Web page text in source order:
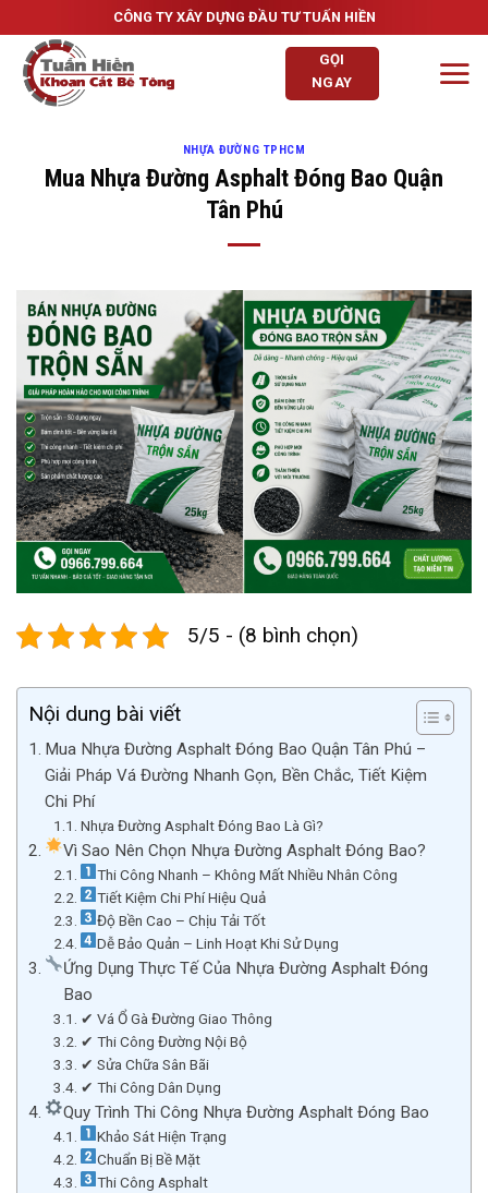
to
content
CÔNG TY XÂY DỰNG ĐẦU TƯ TUẤN HIỀN
GỌI
NGAY
NHỰA ĐƯỜNG TPHCM
Mua Nhựa Đường Asphalt Đóng Bao Quận
Tân Phú
5/5 - (8 bình chọn)
Nội dung bài viết
Mua Nhựa Đường Asphalt Đóng Bao Quận Tân Phú –
Giải Pháp Vá Đường Nhanh Gọn, Bền Chắc, Tiết Kiệm
Chi Phí
Nhựa Đường Asphalt Đóng Bao Là Gì?
Vì Sao Nên Chọn Nhựa Đường Asphalt Đóng Bao?
Thi Công Nhanh – Không Mất Nhiều Nhân Công
Tiết Kiệm Chi Phí Hiệu Quả
Độ Bền Cao – Chịu Tải Tốt
Dễ Bảo Quản – Linh Hoạt Khi Sử Dụng
Ứng Dụng Thực Tế Của Nhựa Đường Asphalt Đóng
Bao
✔ Vá Ổ Gà Đường Giao Thông
✔ Thi Công Đường Nội Bộ
✔ Sửa Chữa Sân Bãi
✔ Thi Công Dân Dụng
Quy Trình Thi Công Nhựa Đường Asphalt Đóng Bao
Khảo Sát Hiện Trạng
Chuẩn Bị Bề Mặt
Thi Công Asphalt